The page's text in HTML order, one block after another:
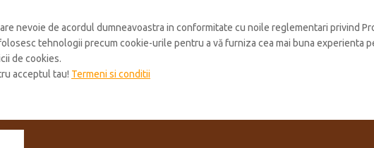
nevoie de acordul dumneavoastra in conformitate cu noile reglementari privind
tehnologii precum cookie-urile pentru a vă furniza cea mai buna experienta
de cookies.
acceptul tau! Termeni si conditii